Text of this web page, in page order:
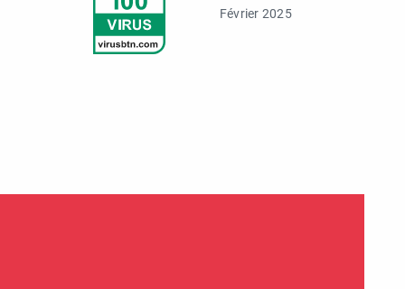
Février 2025